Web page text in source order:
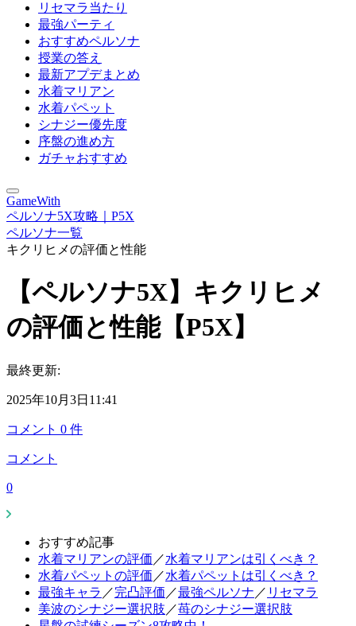
リセマラ当たり
最強パーティ
おすすめペルソナ
授業の答え
最新アプデまとめ
水着マリアン
水着パペット
シナジー優先度
序盤の進め方
ガチャおすすめ
GameWith
ペルソナ5X攻略｜P5X
ペルソナ一覧
キクリヒメの評価と性能
【ペルソナ5X】キクリヒメ
の評価と性能【P5X】
最終更新:
2025年10月3日11:41
コメント 0 件
コメント
0
おすすめ記事
水着マリアンの評価 ／水着マリアンは引くべき？
水着パペットの評価 ／水着パペットは引くべき？
最強キャラ ／完凸評価 ／最強ペルソナ ／ リセマラ
美波のシナジー選択肢 ／苺のシナジー選択肢